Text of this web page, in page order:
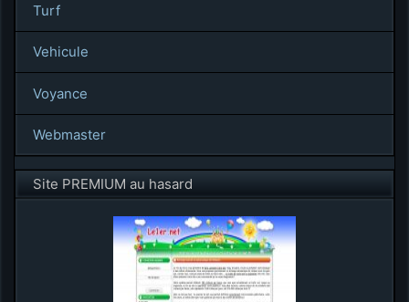
Turf
Vehicule
Voyance
Webmaster
Site PREMIUM au hasard